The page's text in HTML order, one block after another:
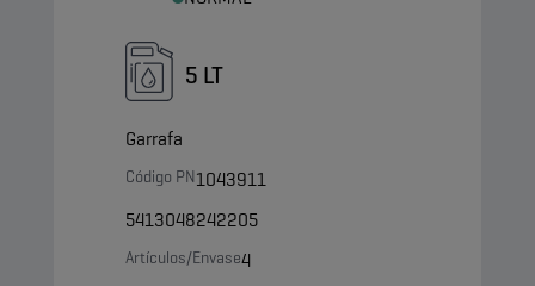
5 LT
Garrafa
Código PN1043911
5413048242205
Artículos/Envase4